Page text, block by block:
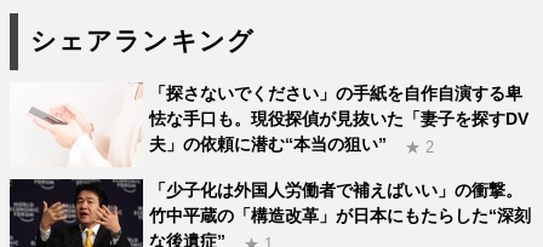
シェアランキング
「探さないでください」の手紙を自作自演する卑
怯な手口も。現役探偵が見抜いた「妻子を探すDV
夫」の依頼に潜む“本当の狙い”
★ 2
「少子化は外国人労働者で補えばいい」の衝撃。
竹中平蔵の「構造改革」が日本にもたらした“深刻
な後遺症”